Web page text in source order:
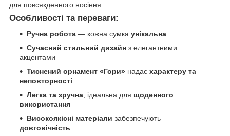
для повсякденного носіння.
Особливості та переваги:
Ручна робота — кожна сумка унікальна
Сучасний стильний дизайн з елегантними
акцентами
Тиснений орнамент «Гори» надає характеру та
неповторності
Легка та зручна, ідеальна для щоденного
використання
Високоякісні матеріали забезпечують
довговічність